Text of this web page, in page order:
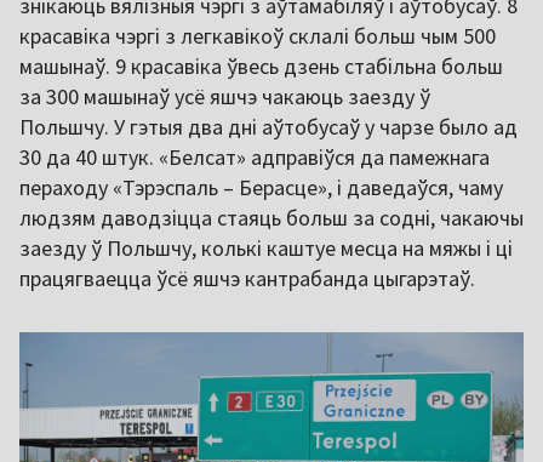
знікаюць вялізныя чэргі з аўтамабіляў і аўтобусаў. 8
красавіка чэргі з легкавікоў склалі больш чым 500
машынаў. 9 красавіка ўвесь дзень стабільна больш
за 300 машынаў усё яшчэ чакаюць заезду ў
Польшчу. У гэтыя два дні аўтобусаў у чарзе было ад
30 да 40 штук. «Белсат» адправіўся да памежнага
пераходу «Тэрэспаль – Берасце», і даведаўся, чаму
людзям даводзіцца стаяць больш за содні, чакаючы
заезду ў Польшчу, колькі каштуе месца на мяжы і ці
працягваецца ўсё яшчэ кантрабанда цыгарэтаў.